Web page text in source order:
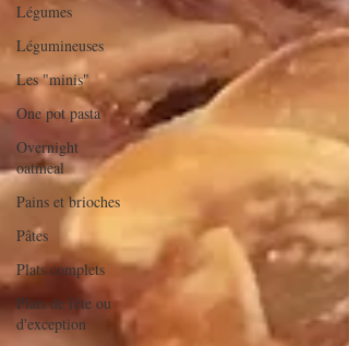
Légumes
Légumineuses
Les "minis"
One pot pasta
Overnight
oatmeal
Pains et brioches
Pâtes
Plats complets
Plats de fête ou
d'exception